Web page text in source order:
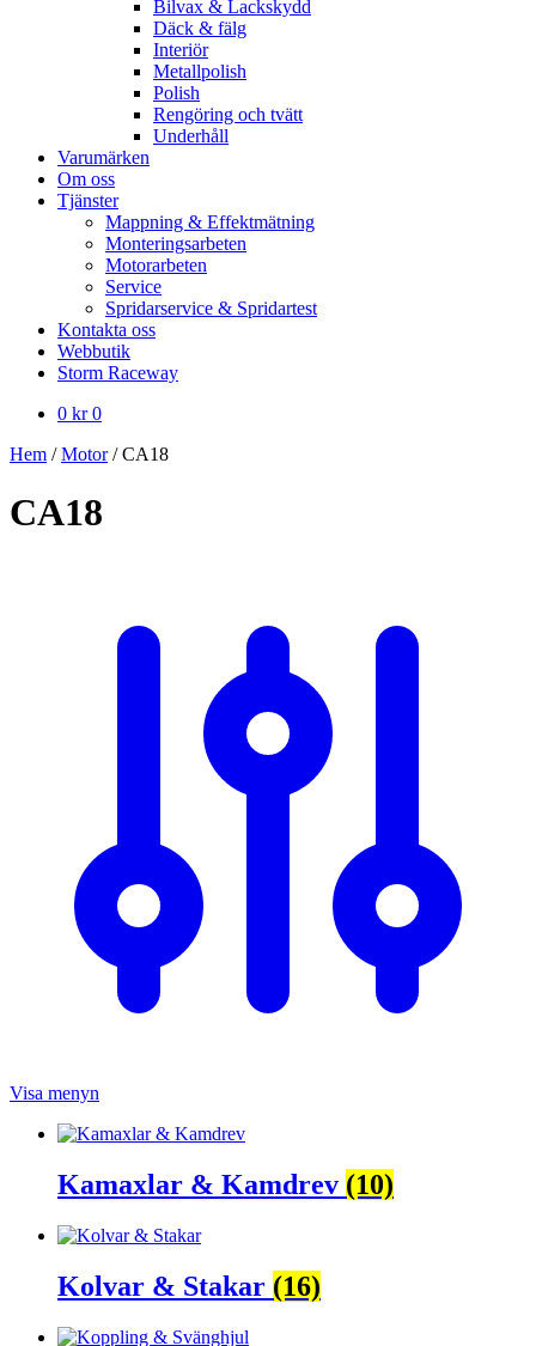
Bilvax & Lackskydd
Däck & fälg
Interiör
Metallpolish
Polish
Rengöring och tvätt
Underhåll
Varumärken
Om oss
Tjänster
Mappning & Effektmätning
Monteringsarbeten
Motorarbeten
Service
Spridarservice & Spridartest
Kontakta oss
Webbutik
Storm Raceway
0 kr 0
Hem /Motor/CA18
CA18
Visa menyn
Kamaxlar & Kamdrev (10)
Kolvar & Stakar (16)